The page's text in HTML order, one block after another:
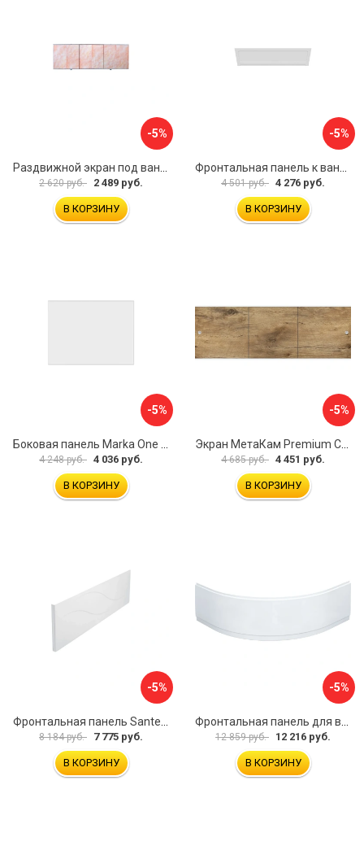
-5%
2 620 руб. 2 489 руб.
В КОРЗИНУ
-5%
4 501 руб. 4 276 руб.
В КОРЗИНУ
-5%
Боковая панель Marka One Flat 80 MG L 02бфл80мгл
4 248 руб. 4 036 руб.
В КОРЗИНУ
-5%
Экран МетаКам Premium Collection 4650208860133
4 685 руб. 4 451 руб.
В КОРЗИНУ
-5%
8 184 руб. 7 775 руб.
В КОРЗИНУ
-5%
12 859 руб. 12 216 руб.
В КОРЗИНУ